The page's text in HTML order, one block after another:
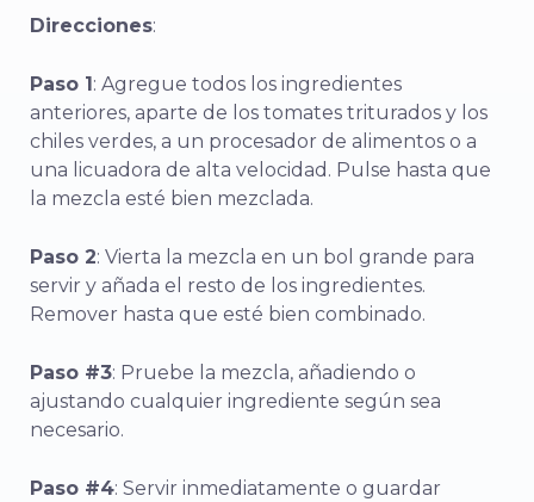
Direcciones:
Paso 1: Agregue todos los ingredientes
anteriores, aparte de los tomates triturados y los
chiles verdes, a un procesador de alimentos o a
una licuadora de alta velocidad. Pulse hasta que
la mezcla esté bien mezclada.
Paso 2: Vierta la mezcla en un bol grande para
servir y añada el resto de los ingredientes.
Remover hasta que esté bien combinado.
Paso #3: Pruebe la mezcla, añadiendo o
ajustando cualquier ingrediente según sea
necesario.
Paso #4: Servir inmediatamente o guardar